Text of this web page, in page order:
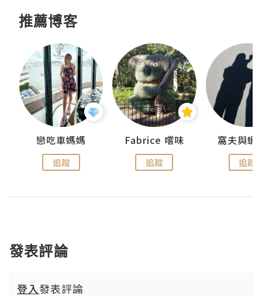
推薦博客
戀吃車媽媽
追蹤
Fabrice 嚐味
追蹤
窩夫與蝦
追蹤
發表評論
登入發表評論